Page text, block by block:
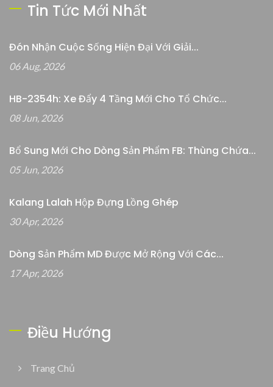
Tin Tức Mới Nhất
Đón Nhận Cuộc Sống Hiện Đại Với Giải...
06 Aug, 2026
HB-2354h: Xe Đẩy 4 Tầng Mới Cho Tổ Chức...
08 Jun, 2026
Bổ Sung Mới Cho Dòng Sản Phẩm FB: Thùng Chứa...
05 Jun, 2026
Kalang Lalah Hộp Đựng Lồng Ghép
30 Apr, 2026
Dòng Sản Phẩm MD Được Mở Rộng Với Các...
17 Apr, 2026
Điều Hướng
Trang Chủ